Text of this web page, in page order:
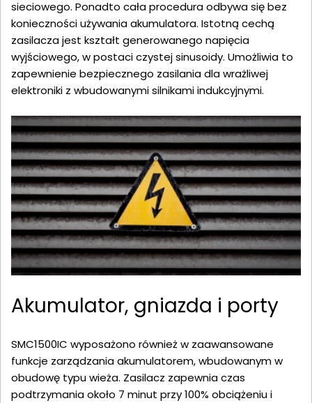
sieciowego. Ponadto cała procedura odbywa się bez
konieczności używania akumulatora. Istotną cechą
zasilacza jest kształt generowanego napięcia
wyjściowego, w postaci czystej sinusoidy. Umożliwia to
zapewnienie bezpiecznego zasilania dla wrażliwej
elektroniki z wbudowanymi silnikami indukcyjnymi.
Akumulator, gniazda i porty
SMC1500IC wyposażono również w zaawansowane
funkcje zarządzania akumulatorem, wbudowanym w
obudowę typu wieża. Zasilacz zapewnia czas
podtrzymania około 7 minut przy 100% obciążeniu i